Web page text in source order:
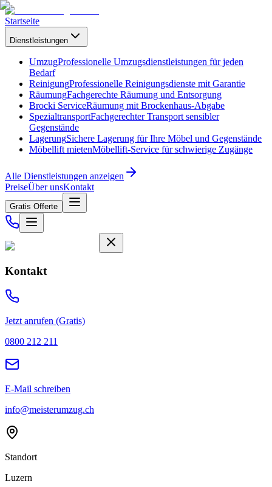
Startseite
Dienstleistungen
UmzugProfessionelle Umzugsdienstleistungen für jeden
Bedarf
ReinigungProfessionelle Reinigungsdienste mit Garantie
RäumungFachgerechte Räumung und Entsorgung
Brocki ServiceRäumung mit Brockenhaus-Abgabe
SpezialtransportFachgerechter Transport sensibler
Gegenstände
LagerungSichere Lagerung für Ihre Möbel und Gegenstände
Möbellift mietenMöbellift-Service für schwierige Zugänge
Alle Dienstleistungen anzeigen
PreiseÜber unsKontakt
Gratis Offerte
Kontakt
Jetzt anrufen (Gratis)
0800 212 211
E-Mail schreiben
info@meisterumzug.ch
Standort
Luzern